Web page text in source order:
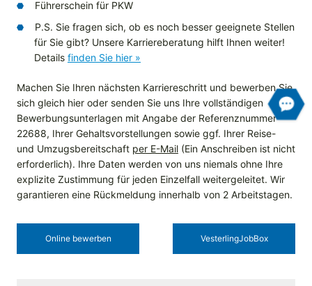
Führerschein für PKW
P.S. Sie fragen sich, ob es noch besser geeignete Stellen
für Sie gibt? Unsere Karriereberatung hilft Ihnen weiter!
Details finden Sie hier »
Machen Sie Ihren nächsten Karriereschritt und bewerben Sie
sich gleich hier oder senden Sie uns Ihre vollständigen
Bewerbungsunterlagen mit Angabe der Referenznummer
22688, Ihrer Gehaltsvorstellungen sowie ggf. Ihrer Reise-
und Umzugsbereitschaft per E-Mail (Ein Anschreiben ist nicht
erforderlich). Ihre Daten werden von uns niemals ohne Ihre
explizite Zustimmung für jeden Einzelfall weitergeleitet. Wir
garantieren eine Rückmeldung innerhalb von 2 Arbeitstagen.
Online bewerben Vesterling­JobBox